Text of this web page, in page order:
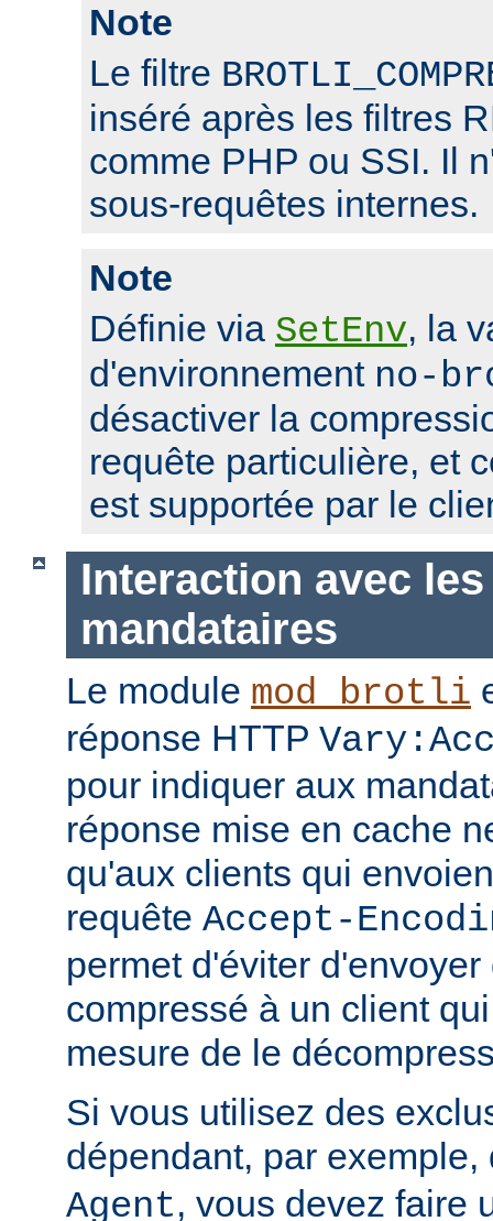
Note
Le filtre
inséré après les filtres
comme PHP ou SSI. Il
sous-requêtes internes.
Note
Définie via SetEnv, la
d'environnement no-
désactiver la
requête particulière, et
est supportée par le
Interaction avec
mandataires
Le module mod_brotli
réponse HTTP
pour indiquer aux
réponse mise en cache
qu'aux clients qui
requête Accept-
permet d'éviter
compressé à un client
mesure de le
Si vous utilisez des
dépendant, par
Agent, vous devez faire